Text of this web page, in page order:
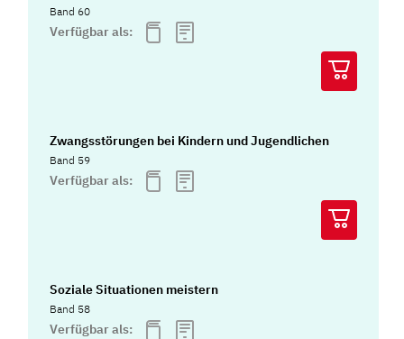
Band 60
Verfügbar als:
Zwangsstörungen bei Kindern und Jugendlichen
Band 59
Verfügbar als:
Soziale Situationen meistern
Band 58
Verfügbar als: